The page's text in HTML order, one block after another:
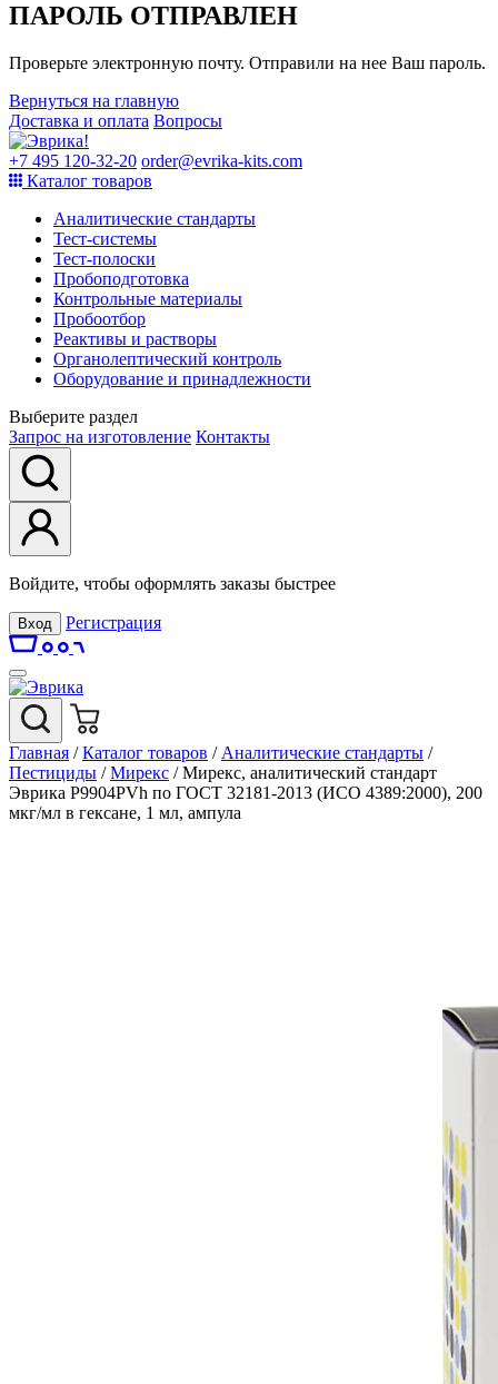
ПАРОЛЬ ОТПРАВЛЕН
Проверьте электронную почту. Отправили на нее Ваш пароль.
Вернуться на главную
Доставка и оплата Вопросы
+7 495 120-32-20 order@evrika-kits.com
Каталог товаров
Аналитические стандарты
Тест-системы
Тест-полоски
Пробоподготовка
Контрольные материалы
Пробоотбор
Реактивы и растворы
Органолептический контроль
Оборудование и принадлежности
Выберите раздел
Запрос на изготовление Контакты
Войдите, чтобы оформлять заказы быстрее
Вход Регистрация
Главная / Каталог товаров / Аналитические стандарты /
Пестициды / Мирекс / Мирекс, аналитический стандарт
Эврика P9904PVh по ГОСТ 32181-2013 (ИСО 4389:2000), 200
мкг/мл в гексане, 1 мл, ампула